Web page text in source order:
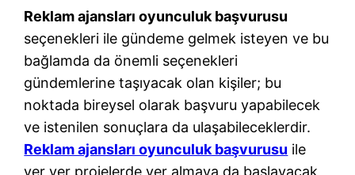
Reklam ajansları oyunculuk başvurusu
seçenekleri ile gündeme gelmek isteyen ve bu
bağlamda da önemli seçenekleri
gündemlerine taşıyacak olan kişiler; bu
noktada bireysel olarak başvuru yapabilecek
ve istenilen sonuçlara da ulaşabileceklerdir.
Reklam ajansları oyunculuk başvurusu ile
yer yer projelerde yer almaya da başlayacak